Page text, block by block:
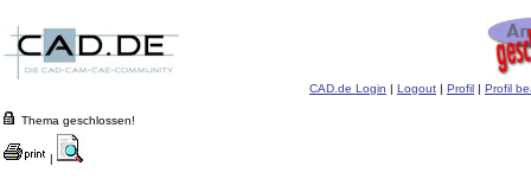
CAD.de Login | Logout | Profil | Profil
Thema geschlossen!
|